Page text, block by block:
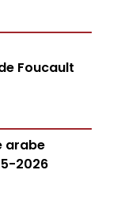
Foucault
arabe
2026